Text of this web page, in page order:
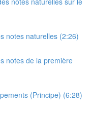
notes naturelles (2:26)
notes de la première
(Principe) (6:28)